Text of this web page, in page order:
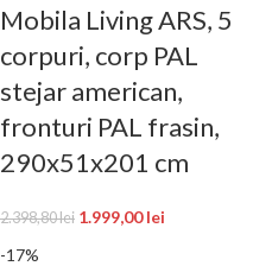
Mobila Living ARS, 5
corpuri, corp PAL
stejar american,
fronturi PAL frasin,
290x51x201 cm
2.398,80lei 1.999,00lei
-17%